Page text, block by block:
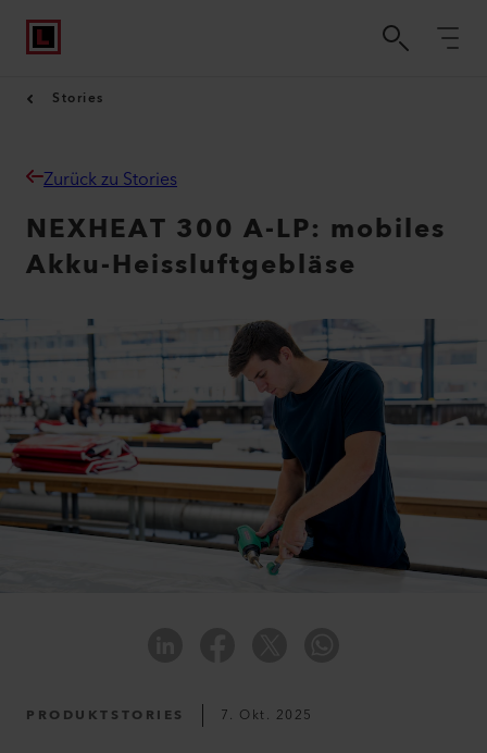
Stories
Zurück zu Stories
NEXHEAT 300 A-LP: mobiles
Akku-Heissluftgebläse
PRODUKTSTORIES 7. Okt. 2025